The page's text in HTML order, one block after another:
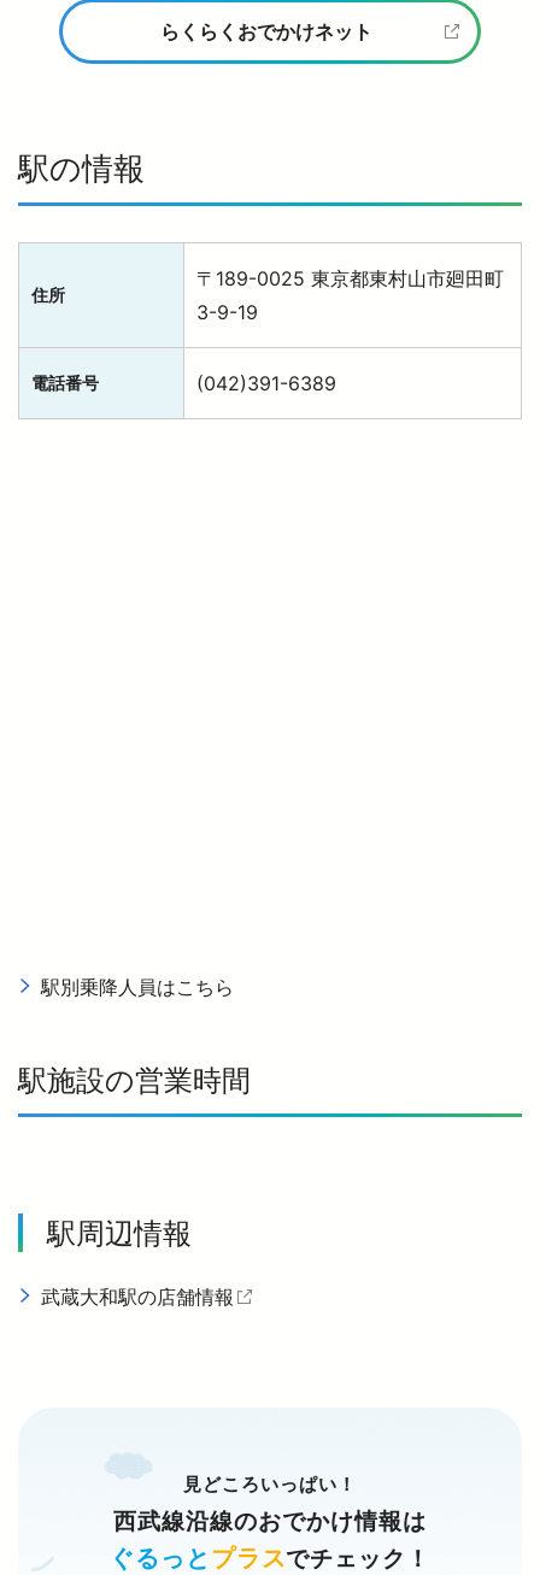
らくらくおでかけネット
駅の情報
住所
〒189-0025 東京都東村山市廻田町
3-9-19
電話番号 (042)391-6389
駅別乗降人員はこちら
駅施設の営業時間
駅周辺情報
武蔵大和駅の店舗情報
見どころいっぱい！
西武線沿線のおでかけ情報は
ぐるっと プラスでチェック！